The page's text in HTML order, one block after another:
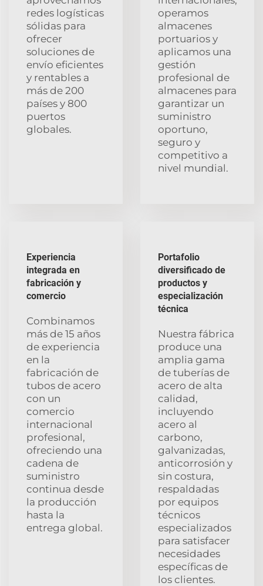
redes logísticas
sólidas para
ofrecer
soluciones de
envío eficientes
y rentables a
más de 200
países y 800
puertos
globales.
operamos
almacenes
portuarios y
aplicamos una
gestión
profesional de
almacenes para
garantizar un
suministro
oportuno,
seguro y
competitivo a
nivel mundial.
Experiencia
integrada en
fabricación y
comercio
Combinamos
más de 15 años
de experiencia
en la
fabricación de
tubos de acero
con un
comercio
internacional
profesional,
ofreciendo una
cadena de
suministro
continua desde
la producción
hasta la
entrega global.
Portafolio
diversificado de
productos y
especialización
técnica
Nuestra fábrica
produce una
amplia gama
de tuberías de
acero de alta
calidad,
incluyendo
acero al
carbono,
galvanizadas,
anticorrosión y
sin costura,
respaldadas
por equipos
técnicos
especializados
para satisfacer
necesidades
específicas de
los clientes.